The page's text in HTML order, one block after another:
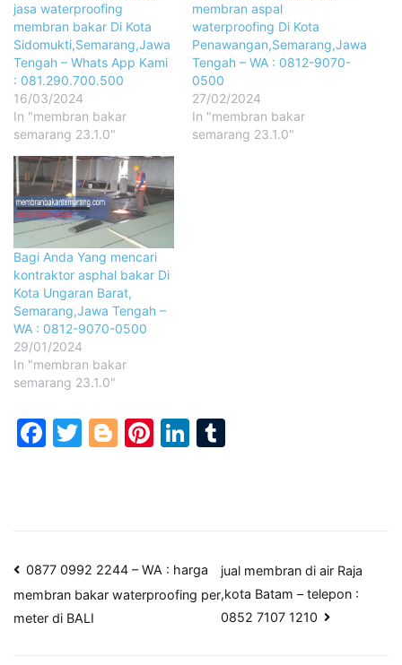
jasa waterproofing
membran bakar Di Kota
Sidomukti,Semarang,Jawa
Tengah – Whats App Kami
: 081.290.700.500
16/03/2024
In "membran bakar
semarang 23.1.0"
membran aspal
waterproofing Di Kota
Penawangan,Semarang,Jawa
Tengah – WA : 0812-9070-
0500
27/02/2024
In "membran bakar
semarang 23.1.0"
Bagi Anda Yang mencari
kontraktor asphal bakar Di
Kota Ungaran Barat,
Semarang,Jawa Tengah –
WA : 0812-9070-0500
29/01/2024
In "membran bakar
semarang 23.1.0"
Facebook
Twitter
Blogger
Pinterest
LinkedIn
Post
navigation
0877 0992 2244 – WA : harga
membran bakar waterproofing per
meter di BALI
jual membran di air Raja
,kota Batam – telepon :
0852 7107 1210